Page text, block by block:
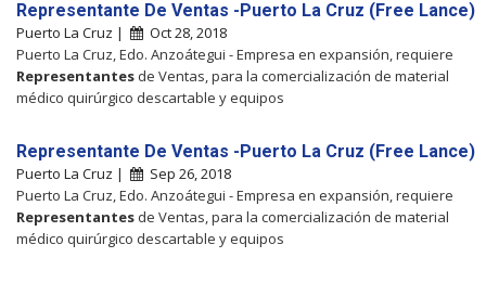
Representante De Ventas -Puerto La Cruz (Free Lance)
Puerto La Cruz |
Oct 28, 2018
Puerto La Cruz, Edo. Anzoátegui - Empresa en expansión, requiere
Representantes de Ventas, para la comercialización de material
médico quirúrgico descartable y equipos
Representante De Ventas -Puerto La Cruz (Free Lance)
Puerto La Cruz |
Sep 26, 2018
Puerto La Cruz, Edo. Anzoátegui - Empresa en expansión, requiere
Representantes de Ventas, para la comercialización de material
médico quirúrgico descartable y equipos